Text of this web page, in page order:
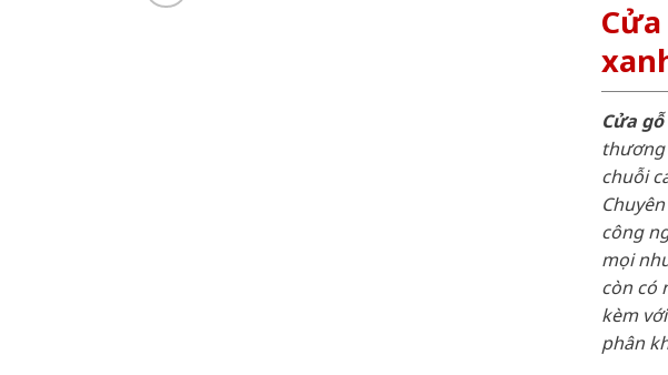
Cửa
Cửa
thương
chuỗi
công
mọi
còn có
kèm
phân